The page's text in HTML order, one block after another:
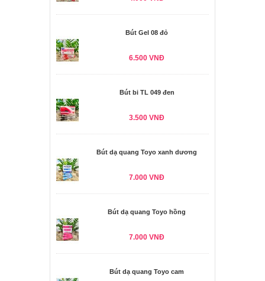
Bút Gel 08 đỏ
6.500 VNĐ
Bút bi TL 049 đen
3.500 VNĐ
Bút dạ quang Toyo xanh dương
7.000 VNĐ
Bút dạ quang Toyo hồng
7.000 VNĐ
Bút dạ quang Toyo cam